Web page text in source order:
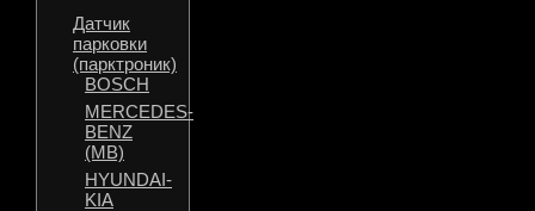
Датчик
парковки
(парктроник)
BOSCH
MERCEDES-
BENZ
(MB)
HYUNDAI-
KIA